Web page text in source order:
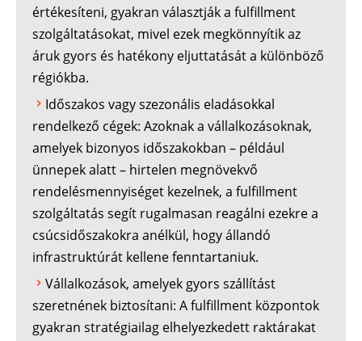
értékesíteni, gyakran választják a fulfillment
szolgáltatásokat, mivel ezek megkönnyítik az
áruk gyors és hatékony eljuttatását a különböző
régiókba.
Időszakos vagy szezonális eladásokkal
rendelkező cégek: Azoknak a vállalkozásoknak,
amelyek bizonyos időszakokban – például
ünnepek alatt – hirtelen megnövekvő
rendelésmennyiséget kezelnek, a fulfillment
szolgáltatás segít rugalmasan reagálni ezekre a
csúcsidőszakokra anélkül, hogy állandó
infrastruktúrát kellene fenntartaniuk.
Vállalkozások, amelyek gyors szállítást
szeretnének biztosítani: A fulfillment központok
gyakran stratégiailag elhelyezkedett raktárakat